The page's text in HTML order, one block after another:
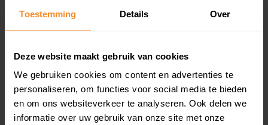
Toestemming Details Over
Deze website maakt gebruik van cookies
We gebruiken cookies om content en advertenties te
personaliseren, om functies voor social media te bieden
en om ons websiteverkeer te analyseren. Ook delen we
informatie over uw gebruik van onze site met onze
Een overzicht van alle verkochte woningen (koopsom
Bekijk product